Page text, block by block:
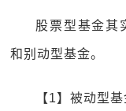
股票型基金其
和别动型基金。
【1】被动型基